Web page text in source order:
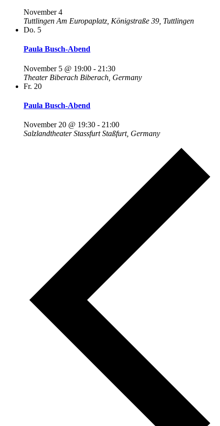
November 4
Tuttlingen Am Europaplatz, Königstraße 39, Tuttlingen
Do. 5
Paula Busch-Abend
November 5 @ 19:00 - 21:30
Theater Biberach Biberach, Germany
Fr. 20
Paula Busch-Abend
November 20 @ 19:30 - 21:00
Salzlandtheater StassfurtStaßfurt, Germany